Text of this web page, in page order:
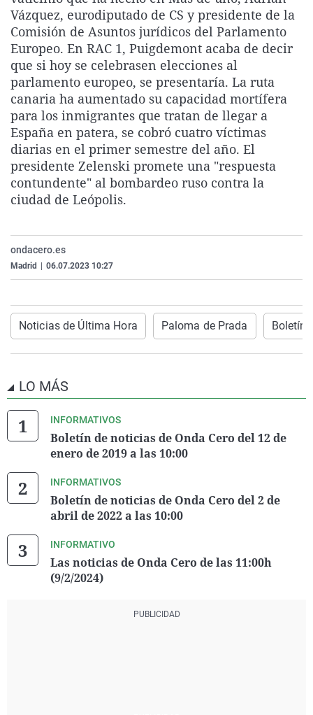
La rosa de los vientos
Gente viajera
Como el perro y el
Caso
Retornados
Equipo de
Operación Viuda
Extremadura
Galicia
La Rioja
Navarra
País Vasco
Virales
Televisión
Elecciones
Vázquez, eurodiputado de CS y presidente de la
Comisión de Asuntos jurídicos del Parlamento
Europeo. En RAC 1, Puigdemont acaba de decir
que si hoy se celebrasen elecciones al
parlamento europeo, se presentaría. La ruta
canaria ha aumentado su capacidad mortífera
para los inmigrantes que tratan de llegar a
España en patera, se cobró cuatro víctimas
diarias en el primer semestre del año. El
presidente Zelenski promete una "respuesta
contundente" al bombardeo ruso contra la
ciudad de Leópolis.
ondacero.es
Madrid 06.07.2023 10:27
Noticias de Última Hora Paloma de Prada Boletín
LO MÁS
INFORMATIVOS
Boletín de noticias de Onda Cero del 12 de
enero de 2019 a las 10:00
INFORMATIVOS
Boletín de noticias de Onda Cero del 2 de
abril de 2022 a las 10:00
INFORMATIVO
Las noticias de Onda Cero de las 11:00h
(9/2/2024)